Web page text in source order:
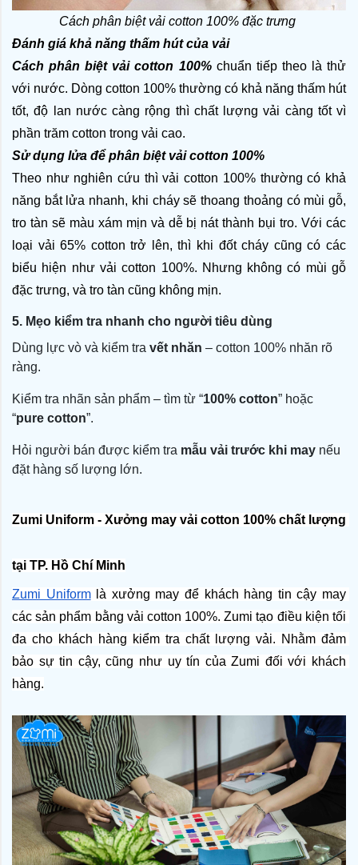
Cách phân biệt vải cotton 100% đặc trưng
Đánh giá khả năng thấm hút của vải
Cách phân biệt vải cotton 100% chuẩn tiếp theo là thử
với nước. Dòng cotton 100% thường có khả năng thấm hút
tốt, độ lan nước càng rộng thì chất lượng vải càng tốt vì
phần trăm cotton trong vải cao.
Sử dụng lửa để phân biệt vải cotton 100%
Theo như nghiên cứu thì vải cotton 100% thường có khả
năng bắt lửa nhanh, khi cháy sẽ thoang thoảng có mùi gỗ,
tro tàn sẽ màu xám mịn và dễ bị nát thành bụi tro. Với các
loại vải 65% cotton trở lên, thì khi đốt cháy cũng có các
biểu hiện như vải cotton 100%. Nhưng không có mùi gỗ
đặc trưng, và tro tàn cũng không mịn.
5. Mẹo kiểm tra nhanh cho người tiêu dùng
Dùng lực vò và kiểm tra vết nhăn – cotton 100% nhăn rõ
ràng.
Kiểm tra nhãn sản phẩm – tìm từ “100% cotton” hoặc
“pure cotton”.
Hỏi người bán được kiểm tra mẫu vải trước khi may nếu
đặt hàng số lượng lớn.
Zumi Uniform - Xưởng may vải cotton 100% chất lượng
tại TP. Hồ Chí Minh
Zumi Uniform là xưởng may để khách hàng tin cậy may
các sản phẩm bằng vải cotton 100%. Zumi tạo điều kiện tối
đa cho khách hàng kiểm tra chất lượng vải. Nhằm đảm
bảo sự tin cậy, cũng như uy tín của Zumi đối với khách
hàng.